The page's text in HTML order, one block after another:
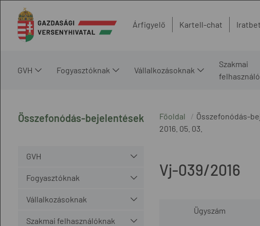
Árfigyelő Kartell-chat
GVH Fogyasztóknak Vállalkozásoknak
Szakmai
Összefonódás-bejelentések
GVH
Fogyasztóknak
Vállalkozásoknak
Szakmai felhasználóknak
Főoldal
Összefonódás-
2016. 05. 03.
Vj-039/2016
Ügyszám